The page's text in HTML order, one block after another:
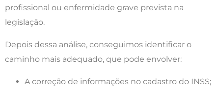
profissional ou enfermidade grave prevista na
legislação.
Depois dessa análise, conseguimos identificar o
caminho mais adequado, que pode envolver:
A correção de informações no cadastro do INSS;